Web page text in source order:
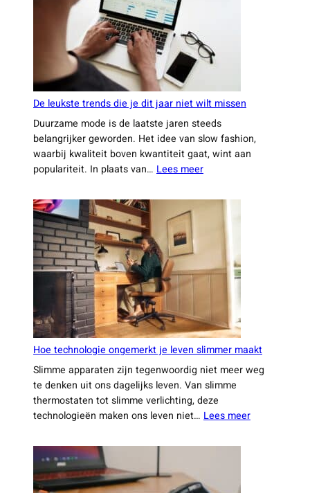
aannemer
uit
De leukste trends die je dit jaar niet wilt missen
Duurzame mode is de laatste jaren steeds
belangrijker geworden. Het idee van slow fashion,
waarbij kwaliteit boven kwantiteit gaat, wint aan
populariteit. In plaats van… Lees meer:
leukste
jaar
niet
missen
Hoe technologie ongemerkt je leven slimmer maakt
Slimme apparaten zijn tegenwoordig niet meer weg
te denken uit ons dagelijks leven. Van slimme
thermostaten tot slimme verlichting, deze
technologieën maken ons leven niet… Lees meer: